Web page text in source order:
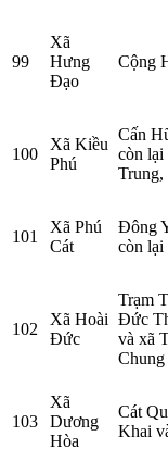
99
Xã
Hưng
Đạo
Cộng
100
Xã Kiều
Phú
Cấn
còn lại
Trung,
101
Xã Phú
Cát
Đông
còn lại
102
Xã Hoài
Đức
Trạm
Đức
và xã
103
Xã
Dương
Hòa
Cát
Khai